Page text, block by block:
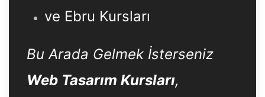
ve Ebru Kursları
Bu Arada Gelmek İsterseniz
Web Tasarım Kursları,